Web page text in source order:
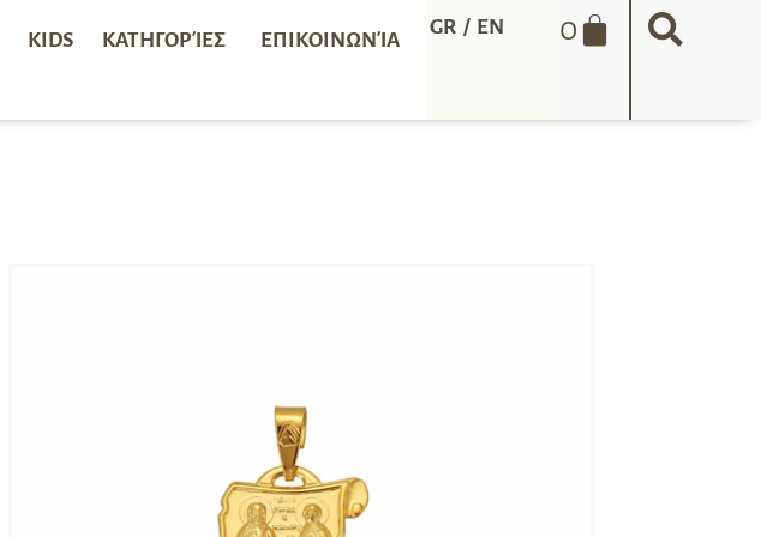
KIDS ΚΑΤΗΓΟΡΊΕΣ ΕΠΙΚΟΙΝΩΝΊΑ
GR / EN 0